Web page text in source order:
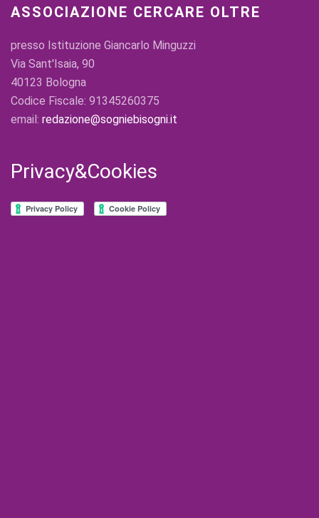
ASSOCIAZIONE CERCARE OLTRE
presso Istituzione Giancarlo Minguzzi
Via Sant'Isaia, 90
40123 Bologna
Codice Fiscale: 91345260375
email: redazione@sogniebisogni.it
Privacy&Cookies